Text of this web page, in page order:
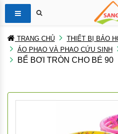
TRANG CHỦ
THIẾT BỊ BẢO
ÁO PHAO VÀ PHAO CỨU SINH
BỂ BƠI TRÒN CHO BÉ 90